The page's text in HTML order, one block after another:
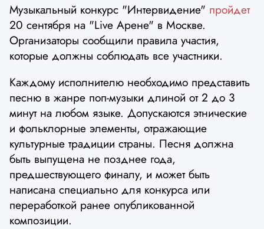
Музыкальный конкурс "Интервидение" пройдет
20 сентября на "Live Арене" в Москве.
Организаторы сообщили правила участия,
которые должны соблюдать все участники.
Каждому исполнителю необходимо представить
песню в жанре поп-музыки длиной от 2 до 3
минут на любом языке. Допускаются этнические
и фольклорные элементы, отражающие
культурные традиции страны. Песня должна
быть выпущена не позднее года,
предшествующего финалу, и может быть
написана специально для конкурса или
переработкой ранее опубликованной
композиции.